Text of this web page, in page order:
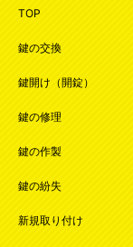
TOP
鍵の交換
鍵開け（開錠）
鍵の修理
鍵の作製
鍵の紛失
新規取り付け